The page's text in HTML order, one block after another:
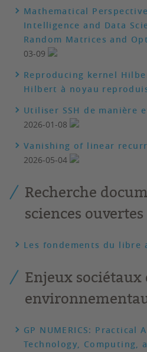
Mathematical
Intelligence and Data
Random Matrices and
03-09
Reproducing kernel
Hilbert à noyau
Utiliser SSH de manière
2026-01-08
Vanishing of linear
2026-05-04
Recherche
sciences ouvertes
Les fondements du libre
Enjeux sociétaux
GP NUMERICS:
Technology, Computing,